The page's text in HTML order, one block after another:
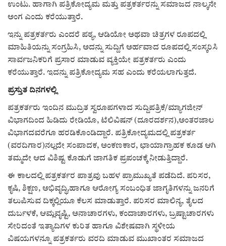
ಪತ್ರಕರ್ತರ ಪರಿಚಯ
ಸಂಪಾದಕೀಯ
ಕವನ
Digital Subscription
ಉಂಟು. ಹಾಗಾಗಿ ಪತ್ರಿಕೋದ್ಯಮ ಮತ್ತು ಪತ್ರಕರ್ತರನ್ನು ಸಮಾಜದ ನಾಲ್ಕನೇ
ಅಂಗ ಎಂದು ಕರೆಯುತ್ತಾರೆ.
ಇನ್ನು ಪತ್ರಕರ್ತರು ಎಂದರೆ ಪಠ್ಯ, ಆಡಿಯೋ ಅಥವಾ ಚಿತ್ರಗಳ ರೂಪದಲ್ಲಿ
ಮಾಹಿತಿಯನ್ನು ಸಂಗ್ರಹಿಸಿ, ಅದನ್ನು ಸುದ್ದಿಗೆ ಅರ್ಹವಾದ ರೂಪದಲ್ಲಿ ಸಂಸ್ಕರಿಸಿ
ಸಾರ್ವಜನಿಕರಿಗೆ ಪ್ರಸಾರ ಮಾಡುವ ವ್ಯಕ್ತಿಯೇ ಪತ್ರಕರ್ತರು ಎಂದು
ಕರೆಯುತ್ತಾರೆ. ಇದನ್ನು ಪತ್ರಿಕೋದ್ಯಮ ಸಹ ಎಂದು ಕರೆಯಲಾಗುತ್ತದೆ.
ಪ್ರಸ್ತುತ ದಿನಗಳಲ್ಲಿ
ಪತ್ರಕರ್ತರು ಇಂದಿನ ಮುದ್ರಿತ ಸ್ವರೂಪಗಳಾದ ಸುದ್ದಿಪತ್ರಿಕೆ/ಮ್ಯಾಗಜೀನ್
ವಿಭಾಗದಿಂದ ಹಿಡಿದು ರೇಡಿಯೊ, ಟೆಲಿವಿಷನ್ (ದೂರದರ್ಶನ),ಅಂತರಜಾಲ
ವಿಭಾಗದವರೆಗೂ ಹರಡಿಕೊಂಡಿದ್ದಾರೆ. ಪತ್ರಿಕೋದ್ಯಮದಲ್ಲಿ ಪತ್ರಕರ್ತ
(ವರದಿಗಾರ)ನಲ್ಲದೇ ಸಂಪಾದಕ, ಅಂಕಣಕಾರ, ಛಾಯಾಗ್ರಾಹಕ ಕೂಡ ಆಗಿ
ತಮ್ಮದೇ ಆದ ವಿಶಿಷ್ಟ ಕೊಡುಗೆ ಜಾಗತಿಕ ಪ್ರಪಂಚಕ್ಕೆ ನೀಡುತ್ತಿದ್ದಾರೆ.
ಈ ಕಾಲದಲ್ಲಿ ಪತ್ರಕರ್ತರ ಪಾತ್ರವು ಬಹಳ ಪ್ರಾಮುಖ್ಯತೆ ಪಡೆದಿದೆ. ಪರಿಸರ,
ಕೃಷಿ, ಶಿಕ್ಷಣ, ಅಭಿವೃದ್ಧಿ,ಹಾಗೂ ಆರೋಗ್ಯ ಸಂಬಂಧಿತ ಜಾಗೃತಿಗಳನ್ನು ಜನರಿಗೆ
ತಲುಪಿಸುವ ದಿಕ್ಕಲ್ಲಿಯೂ ಕೆಲಸ ಮಾಡುತ್ತಾರೆ. ಪರಿಸರ ಮಾಲಿನ್ಯ, ತೈಲದ
ದುರ್ಬಳಕೆ, ಆಮ್ಲವೃಷ್ಟಿ, ಅನಾಚಾರಗಳು, ಕಂದಾಚಾರಗಳು, ಬ್ರಷ್ಟಾಚಾರಗಳು
ಸೇರಿದಂತೆ ಇತ್ಯಾದಿಗಳ ಕುರಿತ ಹಾಗೂ ವಿಶೇಷವಾಗಿ ಸ್ಥಳೀಯ
ವಿಷಯಗಳನ್ನೂ ಪತ್ರಕರ್ತರು ವರದಿ ಮಾಡುವ ಮುಖಾಂತರ ಸಮಾಜದ